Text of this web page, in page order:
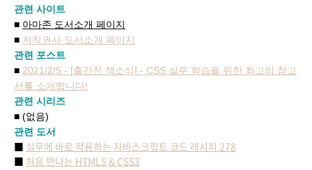
관련 사이트
■ 아마존 도서소개 페이지
■ 저작권사 도서소개 페이지
관련 포스트
■ 2021/2/5 - [출간전 책소식] - CSS 실무 학습을 위한 최고의 참고
서를 소개합니다!
관련 시리즈
■ (없음)
관련 도서
■ 실무에 바로 적용하는 자바스크립트 코드 레시피 278
■ 처음 만나는 HTML5 & CSS3